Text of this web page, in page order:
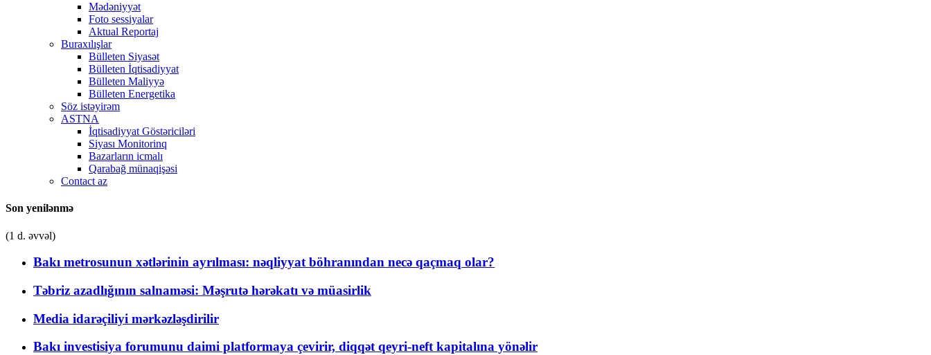
Mədəniyyət
Foto sessiyalar
Aktual Reportaj
Buraxılışlar
Bülleten Siyasət
Bülleten İqtisadiyyat
Bülleten Maliyyə
Bülleten Energetika
Söz istəyirəm
ASTNA
İqtisadiyyat Göstəriciləri
Siyası Monitorinq
Bazarların icmalı
Qarabağ münaqişəsi
Contact az
Son yenilənmə
(1 d. əvvəl)
Bakı metrosunun xətlərinin ayrılması: nəqliyyat böhranından necə qaçmaq olar?
Təbriz azadlığının salnaməsi: Məşrutə hərəkatı və müasirlik
Media idarəçiliyi mərkəzləşdirilir
Bakı investisiya forumunu daimi platformaya çevirir, diqqət qeyri-neft kapitalına yönəlir